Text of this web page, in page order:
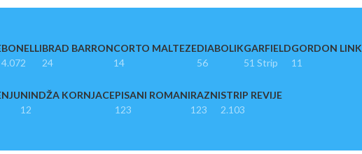
BONELLI
4.072
BRAD BARRON
24
CORTO MALTEZE
14
DIABOLIK
56
GARFIELD
51 Strip
GORDON LINK
11
NINDŽA KORNJACE
12
PISANI ROMANI
123
RAZNI
123
STRIP REVIJE
2.103